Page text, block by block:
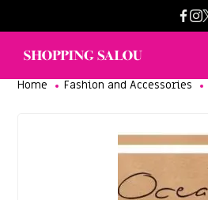
oceansmodasalou@gmail.com
Home Fashion and Accessories